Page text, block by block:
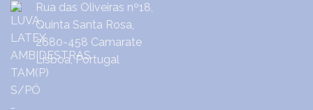
Rua das Oliveiras nº18,
Quinta Santa Rosa,
2680-458 Camarate
Lisboa, Portugal